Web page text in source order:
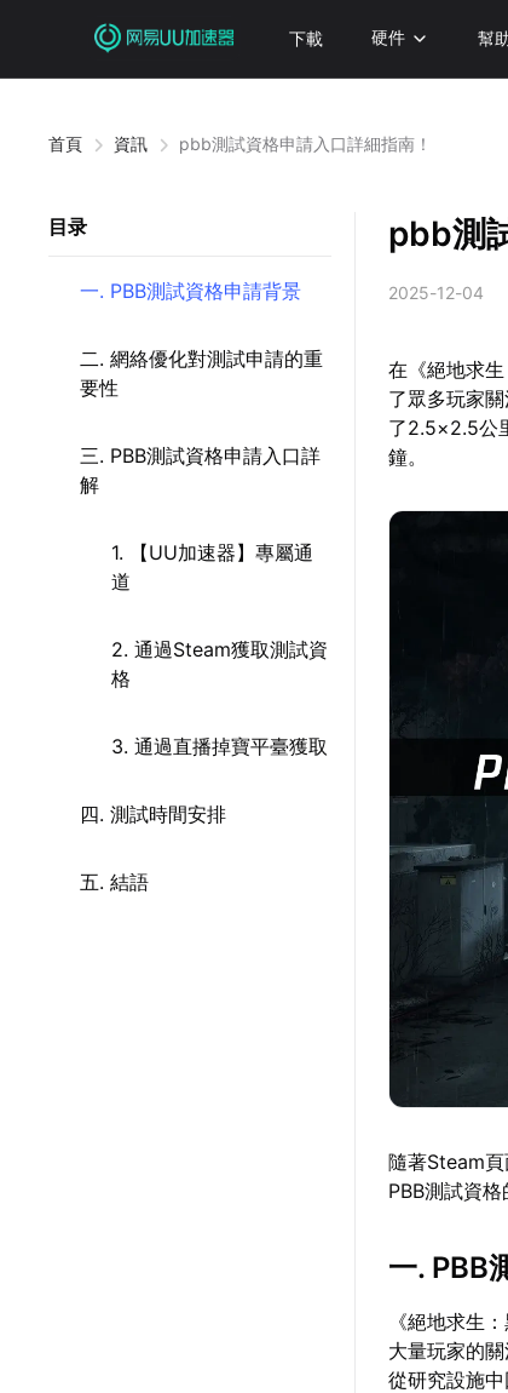
下載 硬件 幫
首頁 資訊 pbb測試資格申請入口詳細指南！
目录
一. PBB測試資格申請背景
二. 網絡優化對測試申請的重
要性
三. PBB測試資格申請入口詳
解
1. 【UU加速器】專屬通
道
2. 通過Steam獲取測試資
格
3. 通過直播掉寶平臺獲取
四. 測試時間安排
五. 結語
pbb測
2025-12-04
在《絕地求
了眾多玩家
了2.5×2.5公
鐘。
隨著Steam
PBB測試資
一. PBB
《絕地求生
大量玩家的
從研究設施中